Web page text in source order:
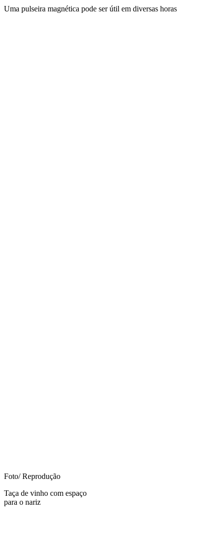
Uma pulseira magnética pode ser útil em diversas horas
Foto/ Reprodução
Taça de vinho com espaço
para o nariz